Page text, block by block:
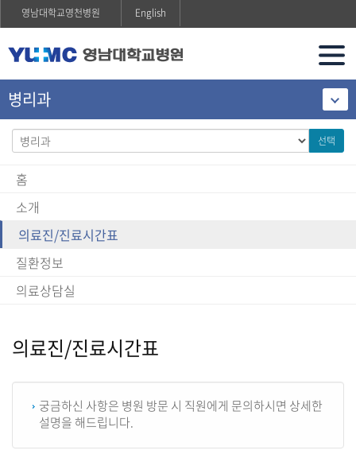
영남대학교영천병원 English
병리과
선택
홈
소개
의료진/진료시간표
질환정보
의료상담실
의료진/진료시간표
궁금하신 사항은 병원 방문 시 직원에게 문의하시면 상세한
설명을 해드립니다.